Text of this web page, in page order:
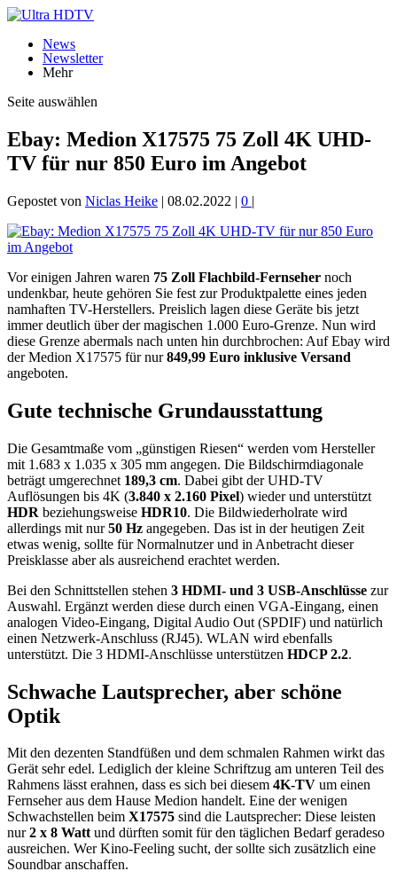
News
Newsletter
Mehr
Seite auswählen
Ebay: Medion X17575 75 Zoll 4K UHD-
TV für nur 850 Euro im Angebot
Gepostet von Niclas Heike | 08.02.2022 | 0 |
Vor einigen Jahren waren 75 Zoll Flachbild-Fernseher noch
undenkbar, heute gehören Sie fest zur Produktpalette eines jeden
namhaften TV-Herstellers. Preislich lagen diese Geräte bis jetzt
immer deutlich über der magischen 1.000 Euro-Grenze. Nun wird
diese Grenze abermals nach unten hin durchbrochen: Auf Ebay wird
der Medion X17575 für nur849,99 Euro inklusive Versand
angeboten.
Gute technische Grundausstattung
Die Gesamtmaße vom „günstigen Riesen“ werden vom Hersteller
mit 1.683 x 1.035 x 305 mm angegen. Die Bildschirmdiagonale
beträgt umgerechnet 189,3 cm. Dabei gibt der UHD-TV
Auflösungen bis 4K (3.840 x 2.160 Pixel) wieder und unterstützt
HDR beziehungsweise HDR10. Die Bildwiederholrate wird
allerdings mit nur50 Hz angegeben. Das ist in der heutigen Zeit
etwas wenig, sollte für Normalnutzer und in Anbetracht dieser
Preisklasse aber als ausreichend erachtet werden.
Bei den Schnittstellen stehen 3 HDMI- und 3 USB-Anschlüsse zur
Auswahl. Ergänzt werden diese durch einen VGA-Eingang, einen
analogen Video-Eingang, Digital Audio Out (SPDIF) und natürlich
einen Netzwerk-Anschluss (RJ45). WLAN wird ebenfalls
unterstützt. Die 3 HDMI-Anschlüsse unterstützen HDCP 2.2.
Schwache Lautsprecher, aber schöne
Optik
Mit den dezenten Standfüßen und dem schmalen Rahmen wirkt das
Gerät sehr edel. Lediglich der kleine Schriftzug am unteren Teil des
Rahmens lässt erahnen, dass es sich bei diesem 4K-TV um einen
Fernseher aus dem Hause Medion handelt. Eine der wenigen
Schwachstellen beim X17575 sind die Lautsprecher: Diese leisten
nur2 x 8 Wattund dürften somit für den täglichen Bedarf geradeso
ausreichen. Wer Kino-Feeling sucht, der sollte sich zusätzlich eine
Soundbar anschaffen.